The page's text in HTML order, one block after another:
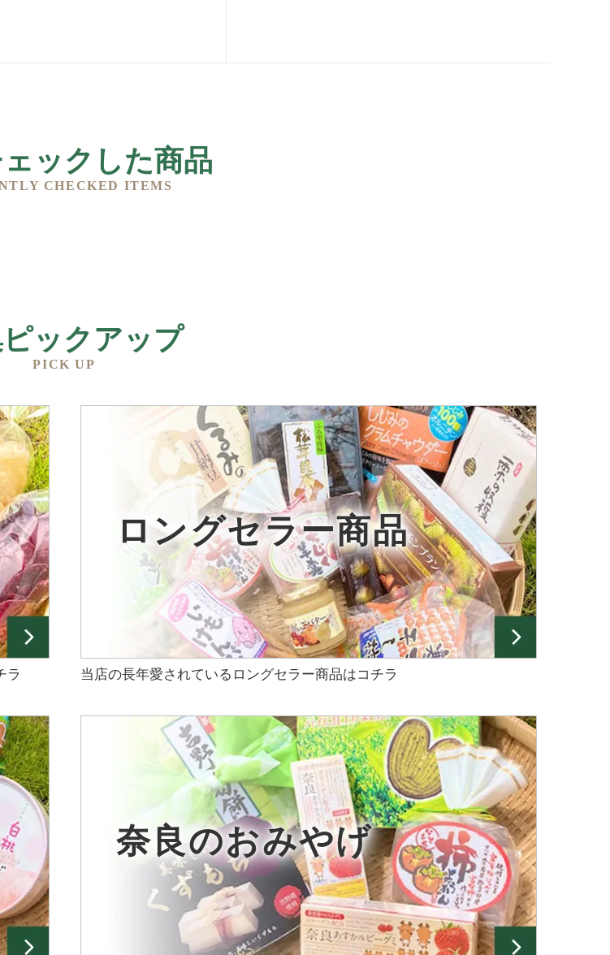
ックした商品
CHECKED ITEMS
ックアップ
PICK UP
ラ
ロングセラー商品
当店の長年愛されているロングセラー商品はコチラ
奈良のおみやげ